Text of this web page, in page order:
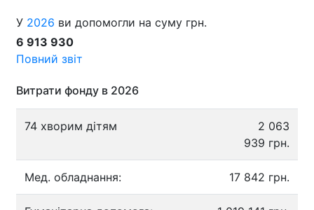
У 2026 ви допомогли на суму грн.
6 913 930
Повний звіт
Витрати фонду в 2026
74 хворим дітям
2 063
939 грн.
Мед. обладнання: 17 842 грн.